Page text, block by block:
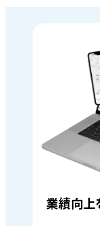
業績向上